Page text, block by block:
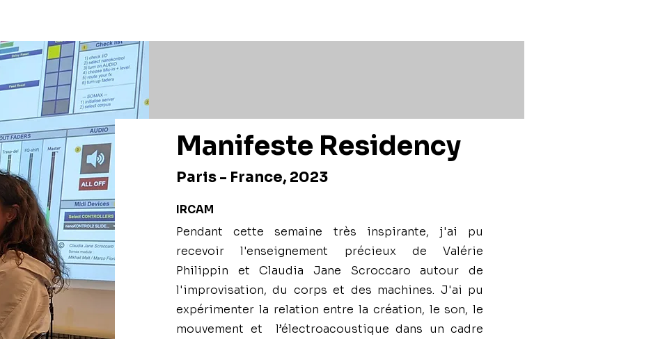
Manifeste Residency
Paris - France, 2023
IRCAM
Pendant cette semaine très inspirante, j'ai pu
recevoir l'enseignement précieux de Valérie
Philippin et Claudia Jane Scroccaro autour de
l'improvisation, du corps et des machines. J'ai pu
expérimenter la relation entre la création, le son, le
mouvement et l’électroacoustique dans un cadre